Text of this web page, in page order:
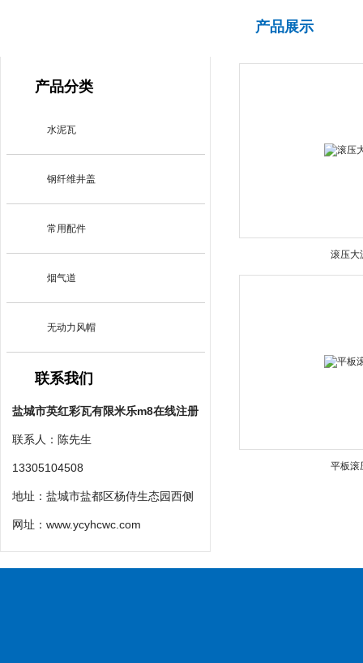
产品分类
水泥瓦
钢纤维井盖
常用配件
烟气道
无动力风帽
联系我们
盐城市英红彩瓦有限米乐m8在线注册
联系人：陈先生
13305104508
地址：盐城市盐都区杨侍生态园西侧
网址： www.ycyhcwc.com
产品展示
滚压大
平板滚